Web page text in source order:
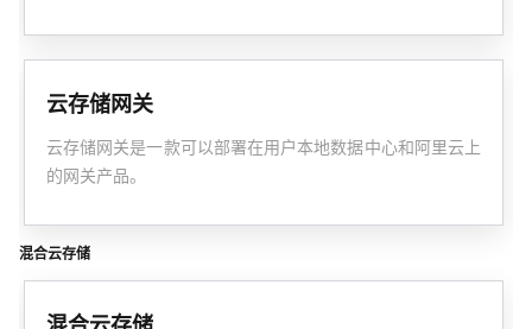
云存储网关
云存储网关是一款可以部署在用户本地数据中心和阿里云上
的网关产品。
混合云存储